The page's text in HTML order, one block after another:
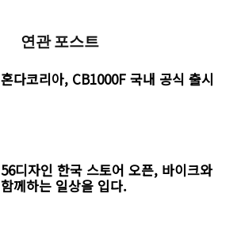
연관 포스트
혼다코리아, CB1000F 국내 공식 출시
56디자인 한국 스토어 오픈, 바이크와
함께하는 일상을 입다.